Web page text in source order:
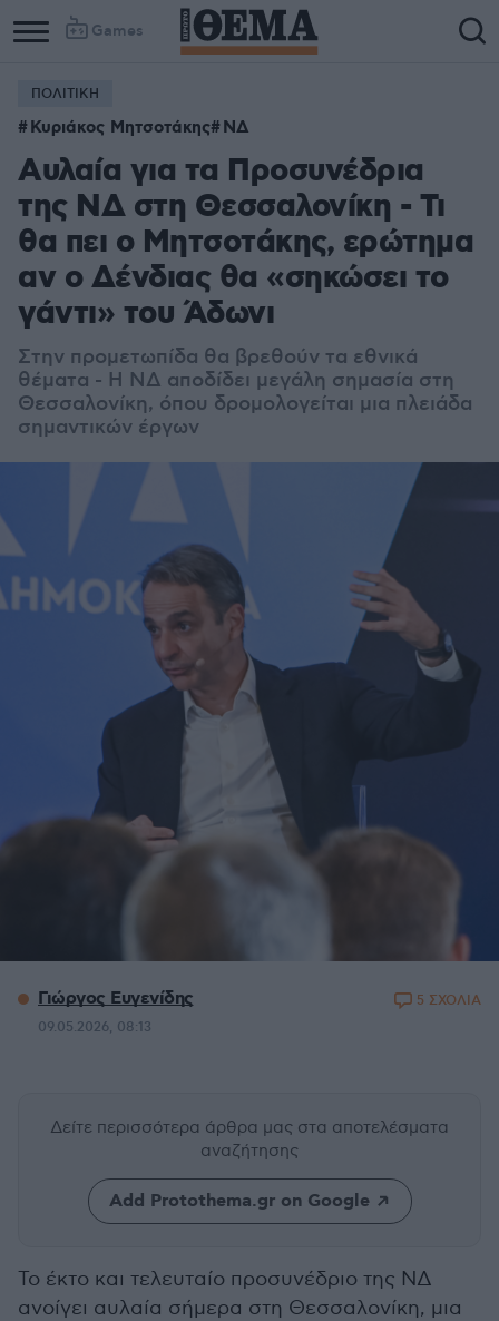
Games
ΠΟΛΙΤΙΚΗ
Κυριάκος Μητσοτάκης ΝΔ
Αυλαία για τα Προσυνέδρια
της ΝΔ στη Θεσσαλονίκη - Τι
θα πει ο Μητσοτάκης, ερώτημα
αν ο Δένδιας θα «σηκώσει το
γάντι» του Άδωνι
Στην προμετωπίδα θα βρεθούν τα εθνικά
θέματα - Η ΝΔ αποδίδει μεγάλη σημασία στη
Θεσσαλονίκη, όπου δρομολογείται μια πλειάδα
σημαντικών έργων
Γιώργος Ευγενίδης
09.05.2026, 08:13
5 ΣΧΟΛΙΑ
Δείτε περισσότερα άρθρα μας στα αποτελέσματα
αναζήτησης
Add Protothema.gr on Google
Το έκτο και τελευταίο προσυνέδριο της ΝΔ
ανοίγει αυλαία σήμερα στη Θεσσαλονίκη, μια